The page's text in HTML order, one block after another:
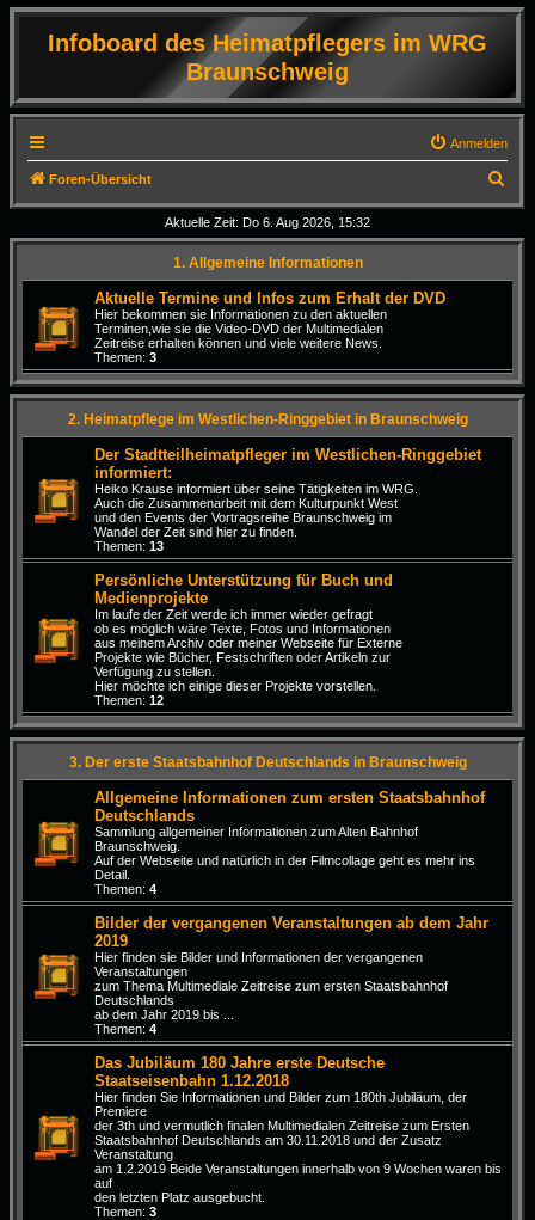
Infoboard des Heimatpflegers im WRG
Braunschweig
Anmelden
Foren-Übersicht
u
c
Aktuelle Zeit: Do 6. Aug 2026, 15:32
1. Allgemeine Informationen
Aktuelle Termine und Infos zum Erhalt der DVD
Hier bekommen sie Informationen zu den aktuellen
Terminen,wie sie die Video-DVD der Multimedialen
Zeitreise erhalten können und viele weitere News.
Themen: 3
2. Heimatpflege im Westlichen-Ringgebiet in Braunschweig
Der Stadtteilheimatpfleger im Westlichen-Ringgebiet
informiert:
Heiko Krause informiert über seine Tätigkeiten im WRG.
Auch die Zusammenarbeit mit dem Kulturpunkt West
und den Events der Vortragsreihe Braunschweig im
Wandel der Zeit sind hier zu finden.
Themen: 13
Persönliche Unterstützung für Buch und
Medienprojekte
Im laufe der Zeit werde ich immer wieder gefragt
ob es möglich wäre Texte, Fotos und Informationen
aus meinem Archiv oder meiner Webseite für Externe
Projekte wie Bücher, Festschriften oder Artikeln zur
Verfügung zu stellen.
Hier möchte ich einige dieser Projekte vorstellen.
Themen: 12
3. Der erste Staatsbahnhof Deutschlands in Braunschweig
Allgemeine Informationen zum ersten Staatsbahnhof
Deutschlands
Sammlung allgemeiner Informationen zum Alten Bahnhof
Braunschweig.
Auf der Webseite und natürlich in der Filmcollage geht es mehr ins
Detail.
Themen: 4
Bilder der vergangenen Veranstaltungen ab dem Jahr
2019
Hier finden sie Bilder und Informationen der vergangenen
Veranstaltungen
zum Thema Multimediale Zeitreise zum ersten Staatsbahnhof
Deutschlands
ab dem Jahr 2019 bis ...
Themen: 4
Das Jubiläum 180 Jahre erste Deutsche
Staatseisenbahn 1.12.2018
Hier finden Sie Informationen und Bilder zum 180th Jubiläum, der
Premiere
der 3th und vermutlich finalen Multimedialen Zeitreise zum Ersten
Staatsbahnhof Deutschlands am 30.11.2018 und der Zusatz
Veranstaltung
am 1.2.2019 Beide Veranstaltungen innerhalb von 9 Wochen waren bis
auf
den letzten Platz ausgebucht.
Themen: 3